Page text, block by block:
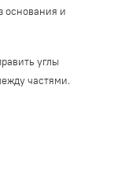
основания и
углы
частями.